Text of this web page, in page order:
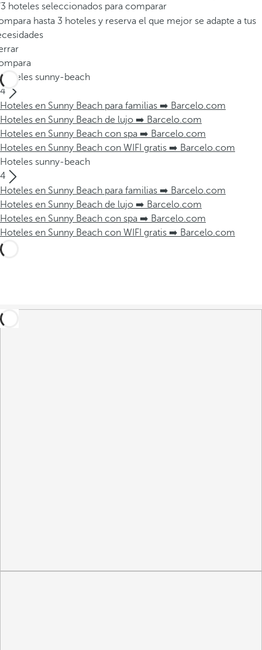
hoteles seleccionados para comparar
hasta 3 hoteles y reserva el que mejor se adapte a tus
Hoteles sunny-beach
4
Hoteles en Sunny Beach para familias ➡️ Barcelo.com
Hoteles en Sunny Beach de lujo ➡️ Barcelo.com
Hoteles en Sunny Beach con spa ➡️ Barcelo.com
Hoteles en Sunny Beach con WIFI gratis ➡️ Barcelo.com
Hoteles sunny-beach
4
Hoteles en Sunny Beach para familias ➡️ Barcelo.com
Hoteles en Sunny Beach de lujo ➡️ Barcelo.com
Hoteles en Sunny Beach con spa ➡️ Barcelo.com
Hoteles en Sunny Beach con WIFI gratis ➡️ Barcelo.com